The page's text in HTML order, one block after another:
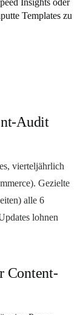
Insights oder
Templates zu
Audit
vierteljährlich
Gezielte
alle 6
lohnen
Content-